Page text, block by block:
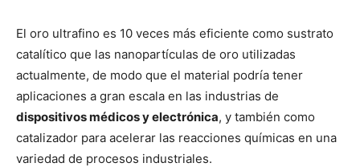
El oro ultrafino es 10 veces más eficiente como sustrato
catalítico que las nanopartículas de oro utilizadas
actualmente, de modo que el material podría tener
aplicaciones a gran escala en las industrias de
dispositivos médicos y electrónica, y también como
catalizador para acelerar las reacciones químicas en una
variedad de procesos industriales.